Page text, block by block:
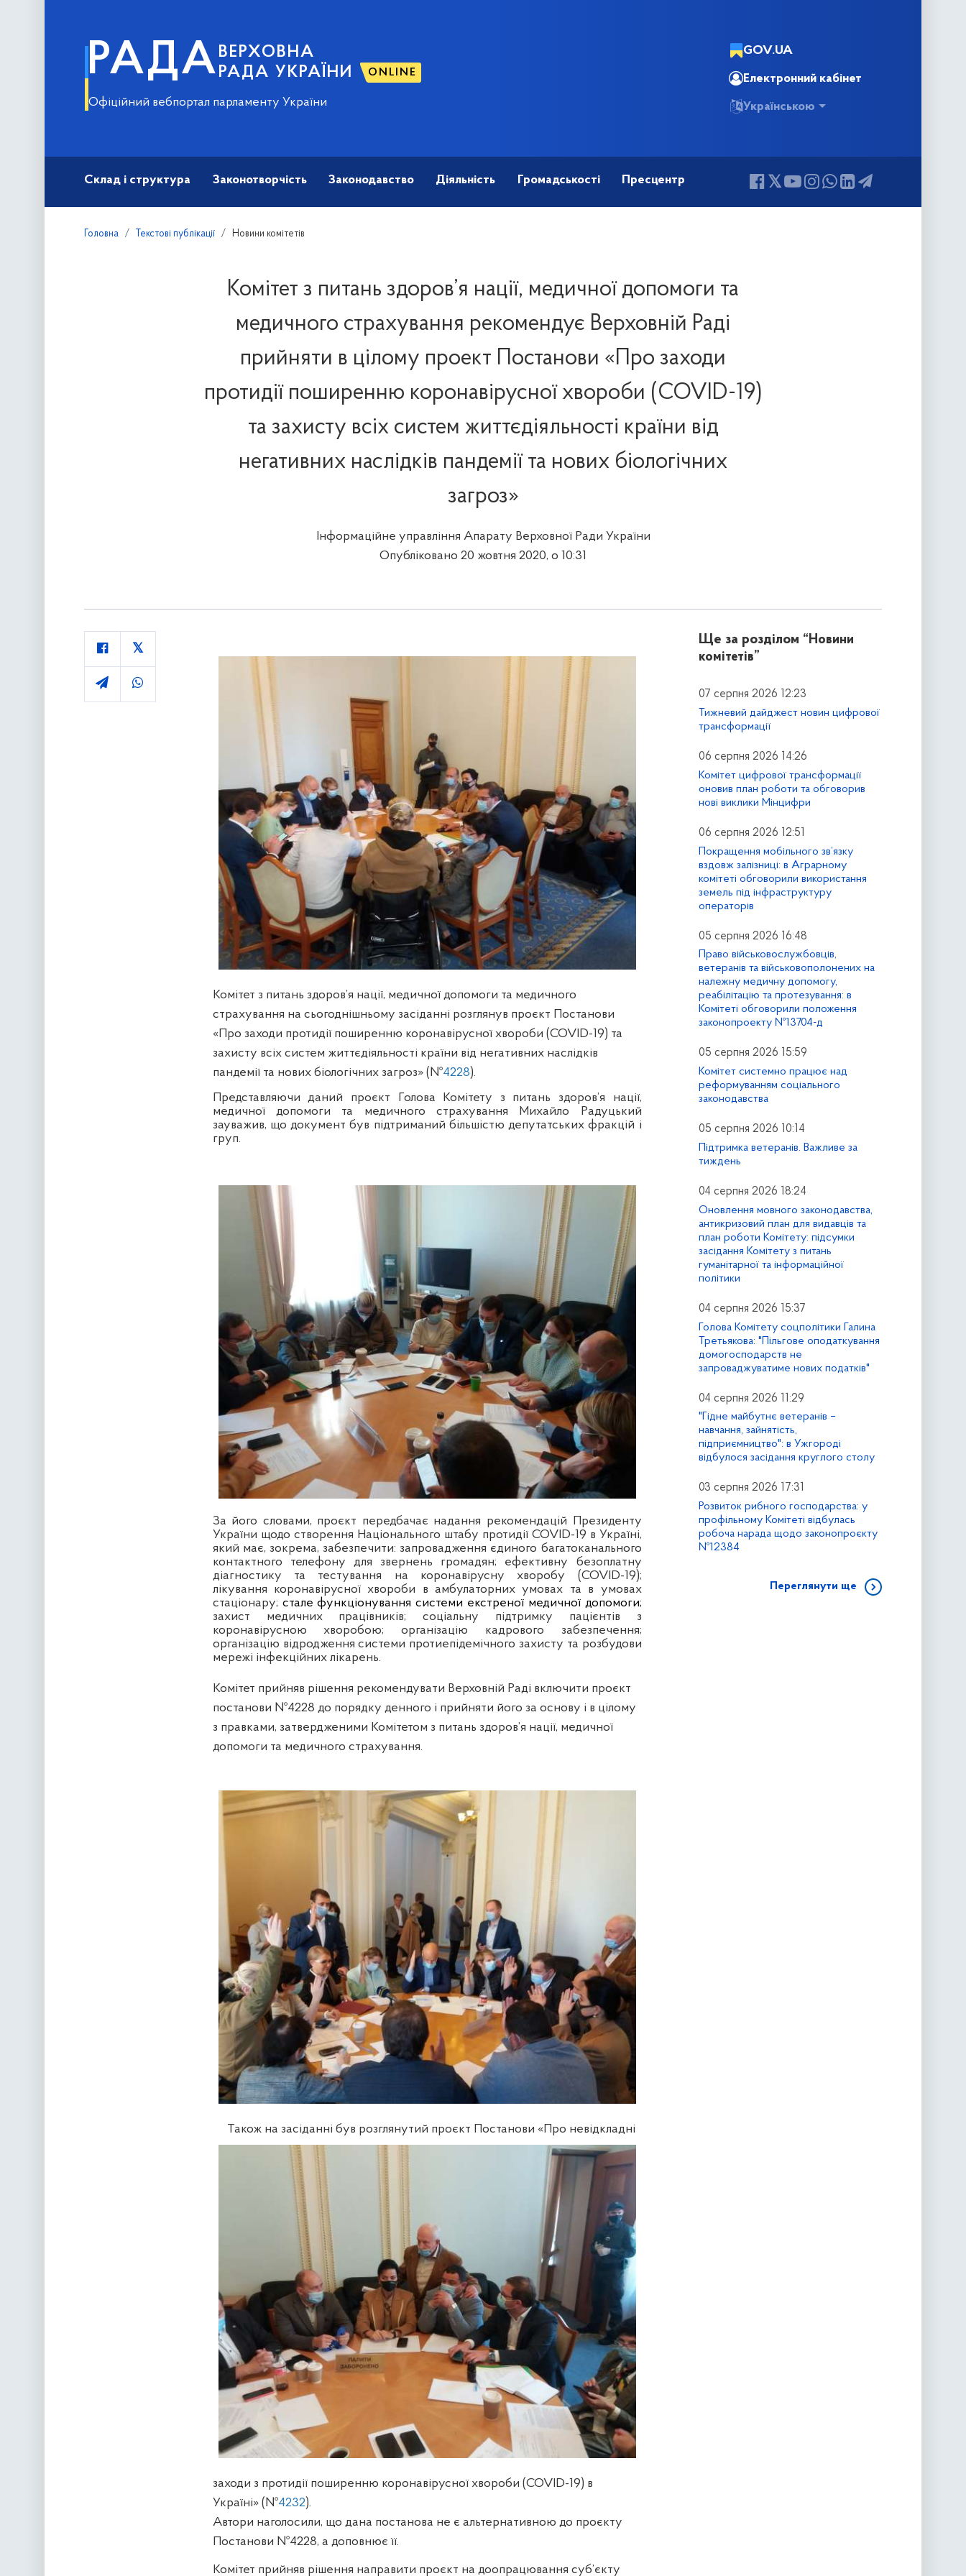
РАДА ВЕРХОВНА
РАДА УКРАЇНИ
ONLINE
Офіційний вебпортал парламенту України
GOV.UA
Електронний кабінет
Українською
Склад і структура Законотворчість Законодавство Діяльність Громадськості Пресцентр
Головна Текстові публікації Новини комітетів
Комітет з питань здоров’я нації, медичної допомоги та
медичного страхування рекомендує Верховній Раді
прийняти в цілому проект Постанови «Про заходи
протидії поширенню коронавірусної хвороби (COVID-19)
та захисту всіх систем життєдіяльності країни від
негативних наслідків пандемії та нових біологічних
загроз»
Інформаційне управління Апарату Верховної Ради України
Опубліковано 20 жовтня 2020, о 10:31
Комітет з питань здоров’я нації, медичної допомоги та медичного
страхування на сьогоднішньому засіданні розглянув проєкт Постанови
«Про заходи протидії поширенню коронавірусної хвороби (COVID-19) та
захисту всіх систем життєдіяльності країни від негативних наслідків
пандемії та нових біологічних загроз» (№4228).
Представляючи даний проєкт Голова Комітету з питань здоров’я нації,
медичної допомоги та медичного страхування Михайло Радуцький
зауважив, що документ був підтриманий більшістю депутатських фракцій і
груп.
За його словами, проєкт передбачає надання рекомендацій Президенту
України щодо створення Національного штабу протидії COVID-19 в Україні,
який має, зокрема, забезпечити: запровадження єдиного багатоканального
контактного телефону для звернень громадян; ефективну безоплатну
діагностику та тестування на коронавірусну хворобу (COVID-19);
лікування коронавірусної хвороби в амбулаторних умовах та в умовах
стаціонару; стале функціонування системи екстреної медичної допомоги;
захист медичних працівників; соціальну підтримку пацієнтів з
коронавірусною хворобою; організацію кадрового забезпечення;
організацію відродження системи протиепідемічного захисту та розбудови
мережі інфекційних лікарень.
Комітет прийняв рішення рекомендувати Верховній Раді включити проєкт
постанови №4228 до порядку денного і прийняти його за основу і в цілому
з правками, затвердженими Комітетом з питань здоров’я нації, медичної
допомоги та медичного страхування.
Також на засіданні був розглянутий проєкт Постанови «Про невідкладні
заходи з протидії поширенню коронавірусної хвороби (COVID-19) в
Україні» (№4232).
Автори наголосили, що дана постанова не є альтернативною до проєкту
Постанови №4228, а доповнює її.
Комітет прийняв рішення направити проєкт на доопрацювання суб’єкту
Ще за розділом “Новини
комітетів”
07 серпня 2026 12:23
Тижневий дайджест новин цифрової
трансформації
06 серпня 2026 14:26
Комітет цифрової трансформації
оновив план роботи та обговорив
нові виклики Мінцифри
06 серпня 2026 12:51
Покращення мобільного зв’язку
вздовж залізниці: в Аграрному
комітеті обговорили використання
земель під інфраструктуру
операторів
05 серпня 2026 16:48
Право військовослужбовців,
ветеранів та військовополонених на
належну медичну допомогу,
реабілітацію та протезування: в
Комітеті обговорили положення
законопроекту №13704-д
05 серпня 2026 15:59
Комітет системно працює над
реформуванням соціального
законодавства
05 серпня 2026 10:14
Підтримка ветеранів. Важливе за
тиждень
04 серпня 2026 18:24
Оновлення мовного законодавства,
антикризовий план для видавців та
план роботи Комітету: підсумки
засідання Комітету з питань
гуманітарної та інформаційної
політики
04 серпня 2026 15:37
Голова Комітету соцполітики Галина
Третьякова: "Пільгове оподаткування
домогосподарств не
запроваджуватиме нових податків"
04 серпня 2026 11:29
"Гідне майбутнє ветеранів –
навчання, зайнятість,
підприємництво": в Ужгороді
відбулося засідання круглого столу
03 серпня 2026 17:31
Розвиток рибного господарства: у
профільному Комітеті відбулась
робоча нарада щодо законопроєкту
№12384
Переглянути ще